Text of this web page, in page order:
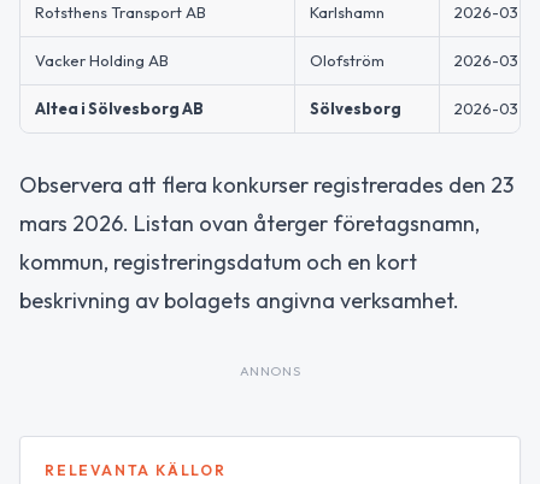
Rotsthens Transport AB Karlshamn 2026-03-
Vacker Holding AB Olofström 2026-03-13
Altea i Sölvesborg AB Sölvesborg 2026-03-19
Observera att flera konkurser registrerades den 23
mars 2026. Listan ovan återger företagsnamn,
kommun, registreringsdatum och en kort
beskrivning av bolagets angivna verksamhet.
ANNONS
RELEVANTA KÄLLOR